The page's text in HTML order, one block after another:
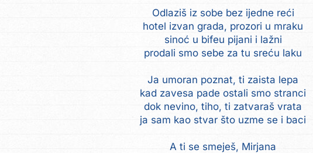
Odlaziš iz sobe bez ijedne reći
hotel izvan grada, prozori u mraku
sinoć u bifeu pijani i lažni
prodali smo sebe za tu sreću laku
Ja umoran poznat, ti zaista lepa
kad zavesa pade ostali smo stranci
dok nevino, tiho, ti zatvaraš vrata
ja sam kao stvar što uzme se i baci
A ti se smeješ, Mirjana